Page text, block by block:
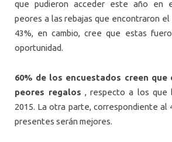
que pudieron acceder este año en
peores a las rebajas que encontraron
43%, en cambio, cree que estas
oportunidad.
60% de los encuestados creen que
peores regalos , respecto a los que
2015. La otra parte, correspondiente al
presentes serán mejores.